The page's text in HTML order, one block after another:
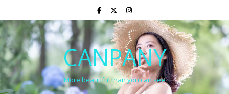
CANPANY
More beautiful than you can see